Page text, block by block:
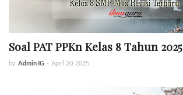
Soal PAT PPKn Kelas 8 Tahun 2025
by Admin IG - April 20, 2025